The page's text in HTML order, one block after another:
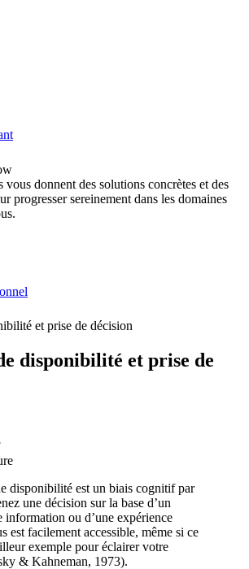
vous donnent des solutions concrètes et des
progresser sereinement dans les domaines
et prise de décision
disponibilité et prise de
disponibilité est un biais cognitif par
une décision sur la base d’un
information ou d’une expérience
est facilement accessible, même si ce
exemple pour éclairer votre
& Kahneman, 1973).